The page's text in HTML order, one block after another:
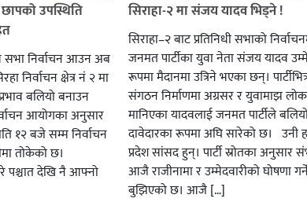
उपस्थिति
सभा निर्वाचन आउन अब
निर्वाचन क्षेत्र नं २ मा
बलियो बनाउन
आयोगका अनुसार
१२ बजे सम्म निर्वाचन
तोकेको छ।
पश्चात देखि नै आफ्नो
सिराहा-२ मा संजय यादव भिड्ने !
सिराहा–२ बाट प्रतिनिधी सभाको
जनमत पार्टीका युवा नेता संजय यादव
रूपमा मैदानमा उत्रिने भएका छन्।
संगठन निर्माणमा अग्रसर र युवामाझ
मानिएका यादवलाई जनमत पार्टीले
दावेदारका रूपमा अघि सारेको छ। उनी
प्रदेश सांसद हुन्। पार्टी स्रोतका अनुसार
आजै राजीनामा र उम्मेदवारीको घोषणा
बुझिएको छ। आजै […]